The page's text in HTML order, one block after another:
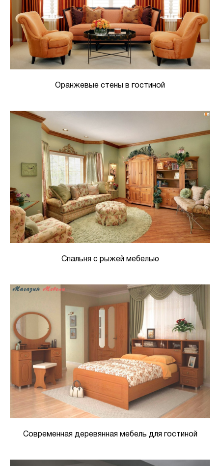
Оранжевые стены в гостиной
Спальня с рыжей мебелью
Современная деревянная мебель для гостиной